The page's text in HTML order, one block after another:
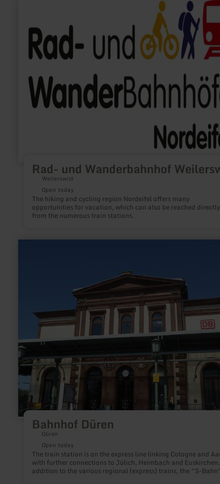
Rad- und Wanderbahnhof
Weilerswist
Open today
The hiking and cycling region Nordeifel offers many
opportunities for vacation, which can also be reached directly
from the numerous train stations.
Rad-
Wanderbahnhof
Weilerswist
Bahnhof Düren
Düren
Open today
The train station is on the express line linking Cologne and
with further connections to Jülich, Heimbach and
addition to the various regional (express) trains, the “S-